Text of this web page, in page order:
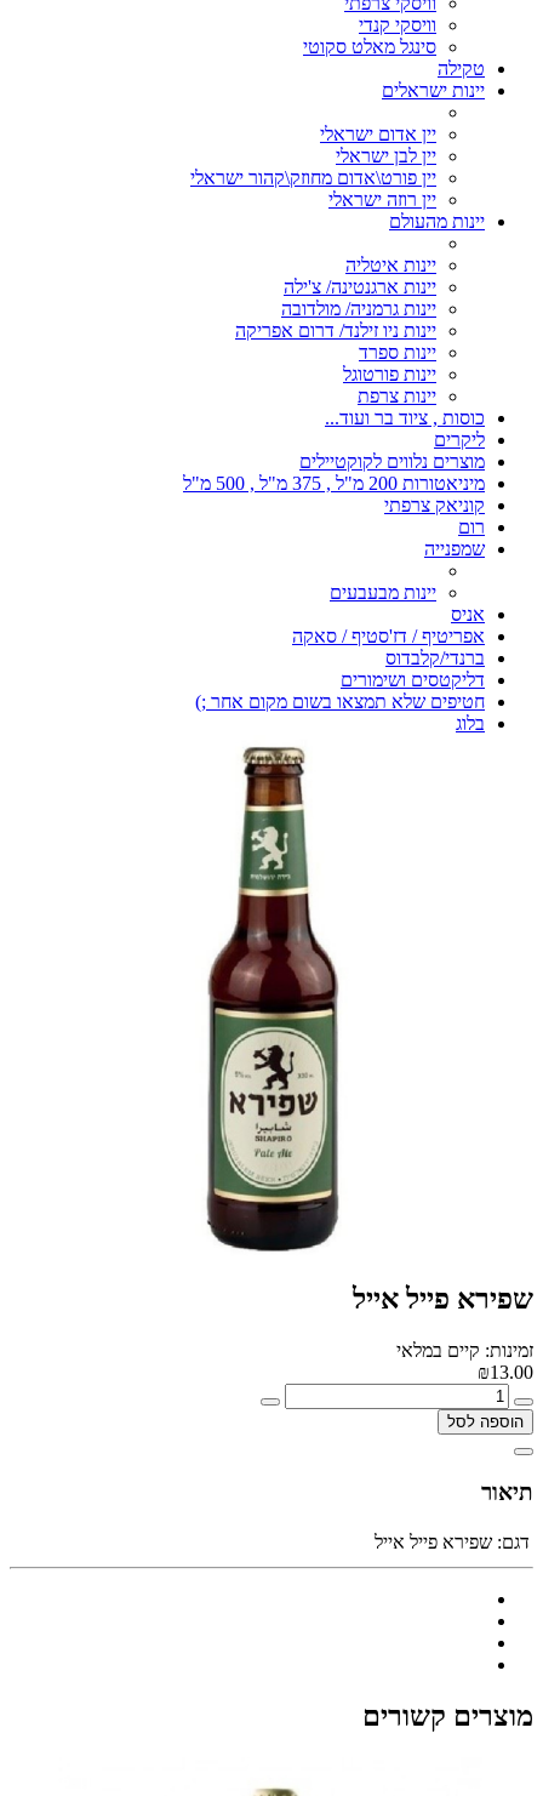
וויסקי קנדי
סינגל מאלט סקוטי
טקילה
יינות ישראלים
יין אדום ישראלי
יין לבן ישראלי
יין פורט\אדום מחוזק\קהור ישראלי
יין רוזה ישראלי
יינות מהעולם
יינות איטליה
יינות ארגנטינה/ צ'ילה
יינות גרמניה/ מולדובה
יינות ניו זילנד/ דרום אפריקה
יינות ספרד
יינות פורטוגל
יינות צרפת
כוסות , ציוד בר ועוד...
ליקרים
מוצרים נלווים לקוקטיילים
מיניאטורות 200 מ"ל , 375 מ"ל , 500 מ"ל
קוניאק צרפתי
רום
שמפנייה
יינות מבעבעים
אניס
אפריטיף / דז'סטיף / סאקה
ברנדי/קלבדוס
דליקטסים ושימורים
חטיפים שלא תמצאו בשום מקום אחר ;)
בלוג
שפירא פייל אייל
זמינות: קיים במלאי
₪13.00
הוספה לסל
תיאור
דגם: שפירא פייל אייל
מוצרים קשורים